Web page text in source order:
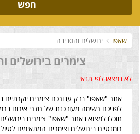
חפש
שאפו ירושלים והסביבה
צימרים בירושלים
לא נמצאו לפי תנאי
אתר "שאפו" בדק עבורכם צימרים יוקרתיים
לפניכם רשימה מעודכנת של חדרי אירוח
תוכלו למצוא באתר "שאפו" צימרים
רומנטיים בירושלים וצימרים המתאימים